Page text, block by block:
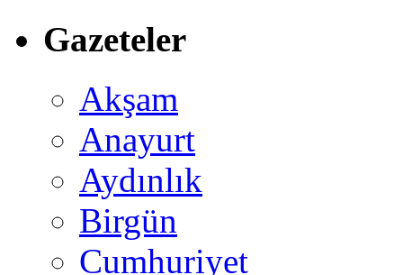
Gazeteler
Akşam
Anayurt
Aydınlık
Birgün
Cumhuriyet